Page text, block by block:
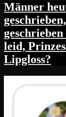
Männer
leid,
Lipgloss?